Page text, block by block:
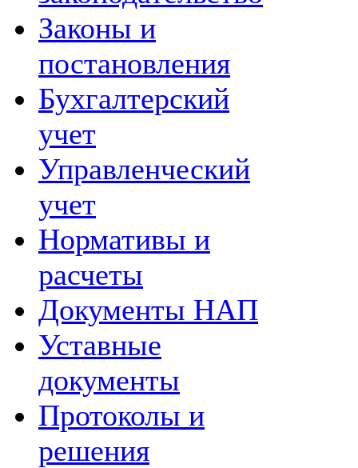
Законы и
постановления
Бухгалтерский
учет
Управленческий
учет
Нормативы и
расчеты
Документы НАП
Уставные
документы
Протоколы и
решения